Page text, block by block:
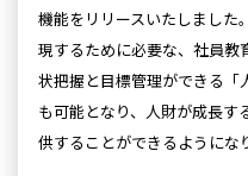
機能をリリースいたしました
現するために必要な、社員教
状把握と目標管理ができる「
も可能となり、人財が成長
供することができるようにな